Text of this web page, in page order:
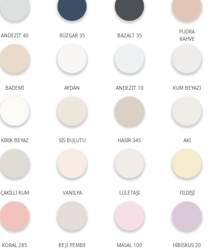
ANDEZİT 40 RÜZGAR 35 BAZALT 35
PUDRA
KAHVE
BADEMİ AYDAN ANDEZİT 10 KUM BEYAZI
KIRIK BEYAZ SİS BULUTU HASIR 345 AKİ
ÇAKILLI KUM VANİLYA LÜLETAŞI FİLDİŞİ
KORAL 285 BEJİ PEMBE MASAL 100 HİBİSKUS 20